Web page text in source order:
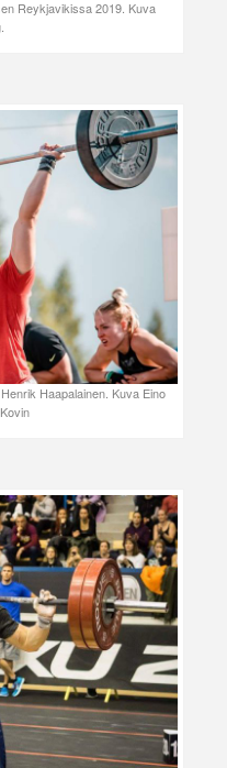
Reykjavikissa 2019. Kuva
Haapalainen. Kuva Eino